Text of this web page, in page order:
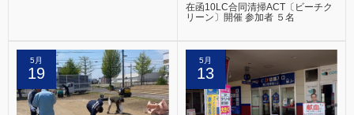
在函10LC合同清掃ACT〔ビーチク
リーン〕開催 参加者 ５名
5月
19
5月
13